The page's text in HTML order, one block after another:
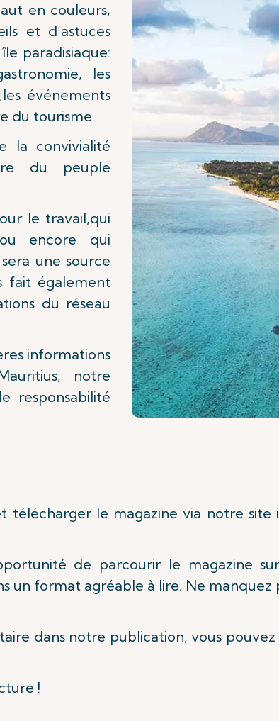
en couleurs,
et d’astuces
paradisiaque:
les
événements
du tourisme.
la convivialité
du peuple
le travail,qui
encore qui
une source
fait également
du réseau
informations
notre
responsabilité
télécharger le magazine via notre
de parcourir le magazine
un format agréable à lire. Ne manquez
dans notre publication, vous
!